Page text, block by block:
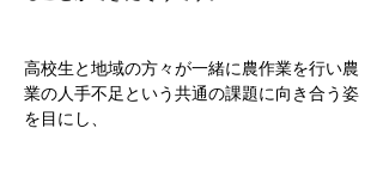
高校生と地域の方々が一緒に農作業を行い農
業の人手不足という共通の課題に向き合う姿
を目にし、